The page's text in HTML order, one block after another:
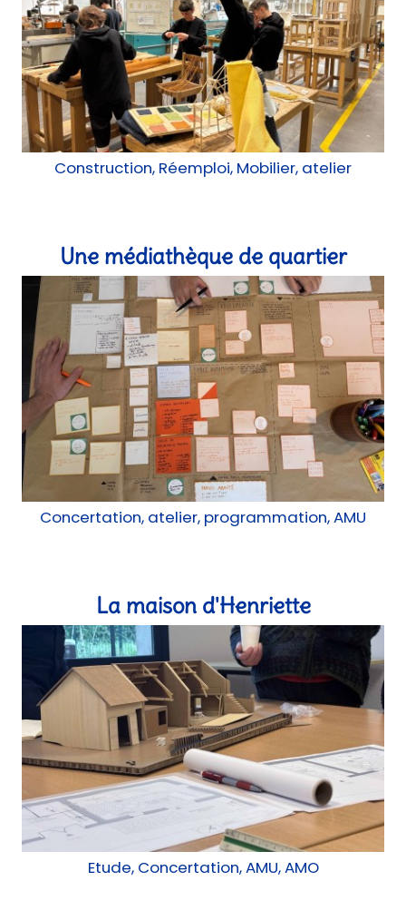
Construction, Réemploi, Mobilier, atelier
Une médiathèque de quartier
Concertation, atelier, programmation, AMU
La maison d'Henriette
Etude, Concertation, AMU, AMO